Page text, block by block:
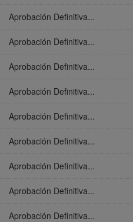
Aprobación Definitiva...
Aprobación Definitiva...
Aprobación Definitiva...
Aprobación Definitiva...
Aprobación Definitiva...
Aprobación Definitiva...
Aprobación Definitiva...
Aprobación Definitiva...
Aprobación Definitiva...